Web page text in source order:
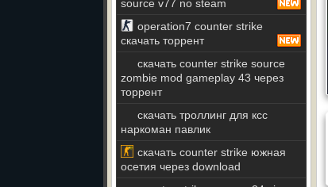
source v77 no steam
operation7 counter strike
скачать торрент
скачать counter strike source
zombie mod gameplay 43 через
торрент
скачать троллинг для ксс
наркоман павлик
скачать counter strike южная
осетия через download